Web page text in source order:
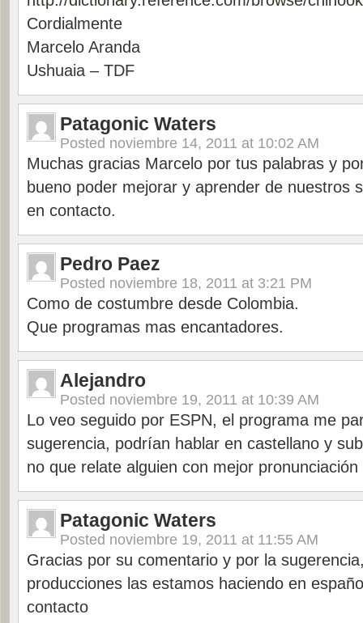
Cordialmente
Marcelo Aranda
Ushuaia – TDF
Patagonic Waters
Posted noviembre 14, 2011 at 10:02 AM
Muchas gracias Marcelo por tus palabras y
bueno poder mejorar y aprender de nuestros
en contacto.
Pedro Paez
Posted noviembre 18, 2011 at 3:21 PM
Como de costumbre desde Colombia.
Que programas mas encantadores.
Alejandro
Posted noviembre 19, 2011 at 10:39 AM
Lo veo seguido por ESPN, el programa me
sugerencia, podrían hablar en castellano y
no que relate alguien con mejor
Patagonic Waters
Posted noviembre 19, 2011 at 11:55 AM
Gracias por su comentario y por la
producciones las estamos haciendo en
contacto